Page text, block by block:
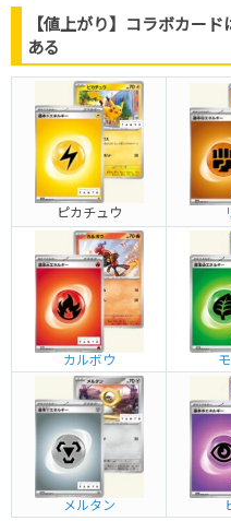
【値上がり】コラボカー
ある
ピカチュウ
カルボウ
メルタン